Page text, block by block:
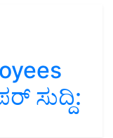
ಸುದ್ದಿ: